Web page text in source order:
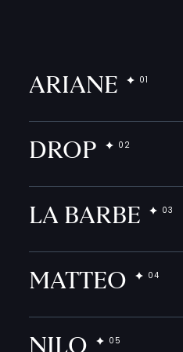
ARIANE
DROP
LA BARBE
MATTEO
NILO